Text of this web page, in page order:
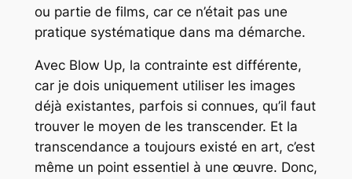
ou partie de films, car ce n’était pas une
pratique systématique dans ma démarche.
Avec Blow Up, la contrainte est différente,
car je dois uniquement utiliser les images
déjà existantes, parfois si connues, qu’il faut
trouver le moyen de les transcender. Et la
transcendance a toujours existé en art, c’est
même un point essentiel à une œuvre. Donc,